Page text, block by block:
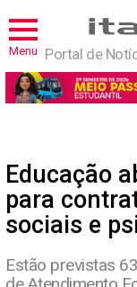
Menu Portal de
Educação
para
sociais e
Estão previstas